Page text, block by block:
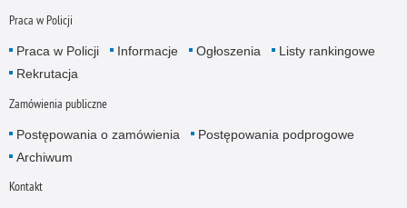
Praca w Policji
Praca w Policji Informacje Ogłoszenia
Listy rankingowe
Rekrutacja
Zamówienia publiczne
Postępowania o zamówienia
Postępowania podprogowe
Archiwum
Kontakt